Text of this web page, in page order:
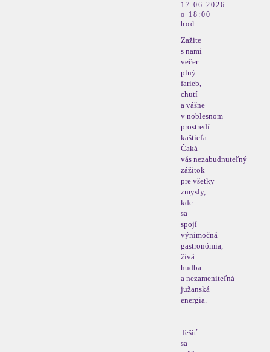
17.06.2026
o 18:00
hod.
Zažite
s nami
večer
plný
farieb,
chutí
a vášne
v noblesnom
prostredí
kaštieľa.
Čaká
vás nezabudnuteľný
zážitok
pre všetky
zmysly,
kde
sa
spojí
výnimočná
gastronómia,
živá
hudba
a nezameniteľná
južanská
energia.
Tešiť
sa